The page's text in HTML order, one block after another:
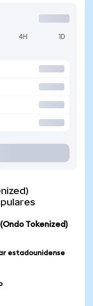
4H 1D
Tokenized)
estadounidense